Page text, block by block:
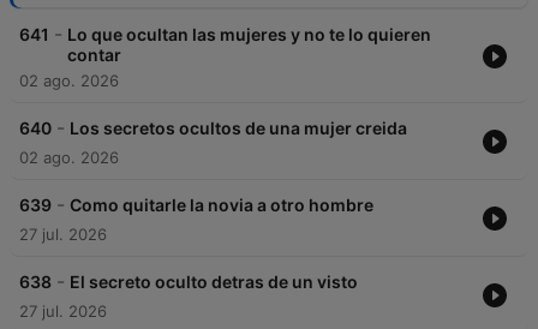
641 - Lo que ocultan las mujeres y no te lo quieren
contar
02 ago. 2026
640 - Los secretos ocultos de una mujer creida
02 ago. 2026
639 - Como quitarle la novia a otro hombre
27 jul. 2026
638 - El secreto oculto detras de un visto
27 jul. 2026